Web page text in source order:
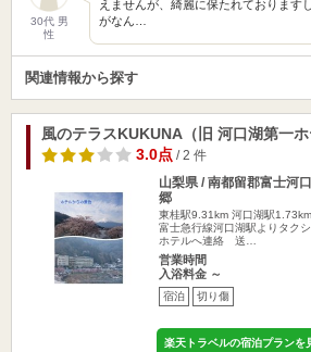
30代 男
性
えませんが、綺麗に保たれております
がなん…
関連情報から探す
風のテラスKUKUNA（旧 河口湖第一ホ
3.0点/ 2 件
山梨県 / 南都留郡富士河
郷
東桂駅9.31km 河口湖駅1.73km
富士急行線河口湖駅よりタク
ホテルへ連絡 送…
営業時間
入浴料金 ～
宿泊 切り傷
楽天トラベルの宿泊プランを